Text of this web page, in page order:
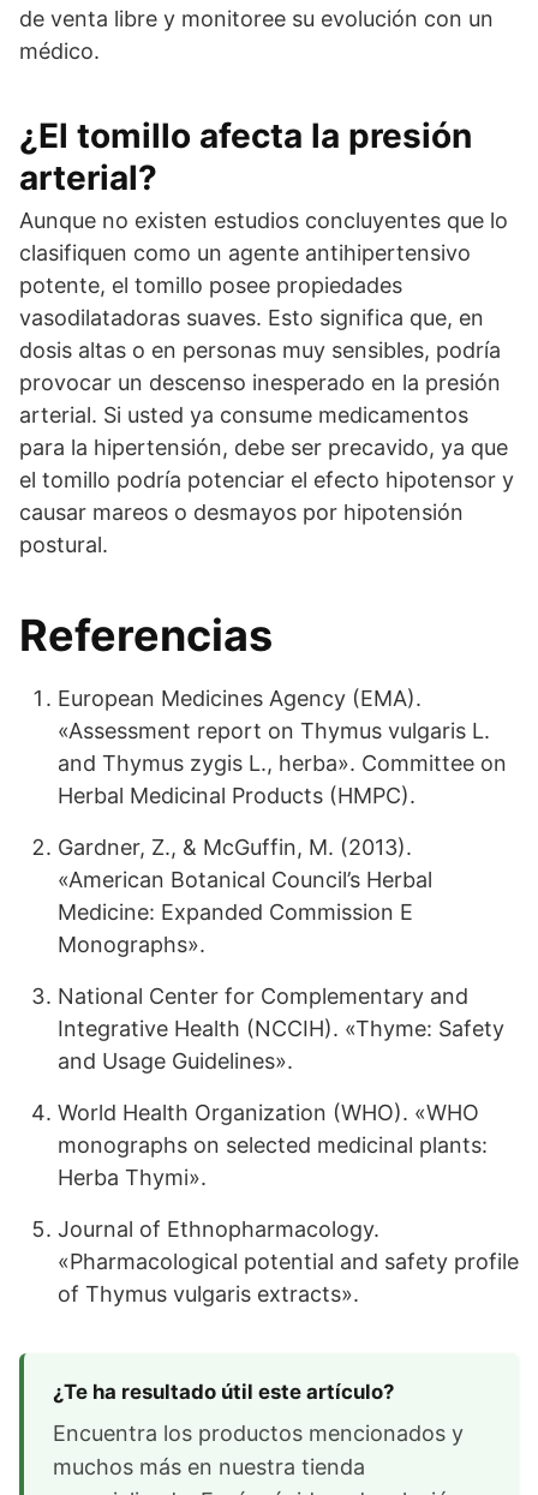
de venta libre y monitoree su evolución con un
médico.
¿El tomillo afecta la presión
arterial?
Aunque no existen estudios concluyentes que lo
clasifiquen como un agente antihipertensivo
potente, el tomillo posee propiedades
vasodilatadoras suaves. Esto significa que, en
dosis altas o en personas muy sensibles, podría
provocar un descenso inesperado en la presión
arterial. Si usted ya consume medicamentos
para la hipertensión, debe ser precavido, ya que
el tomillo podría potenciar el efecto hipotensor y
causar mareos o desmayos por hipotensión
postural.
Referencias
European Medicines Agency (EMA).
«Assessment report on Thymus vulgaris L.
and Thymus zygis L., herba». Committee on
Herbal Medicinal Products (HMPC).
Gardner, Z., & McGuffin, M. (2013).
«American Botanical Council’s Herbal
Medicine: Expanded Commission E
Monographs».
National Center for Complementary and
Integrative Health (NCCIH). «Thyme: Safety
and Usage Guidelines».
World Health Organization (WHO). «WHO
monographs on selected medicinal plants:
Herba Thymi».
Journal of Ethnopharmacology.
«Pharmacological potential and safety profile
of Thymus vulgaris extracts».
¿Te ha resultado útil este artículo?
Encuentra los productos mencionados y
muchos más en nuestra tienda